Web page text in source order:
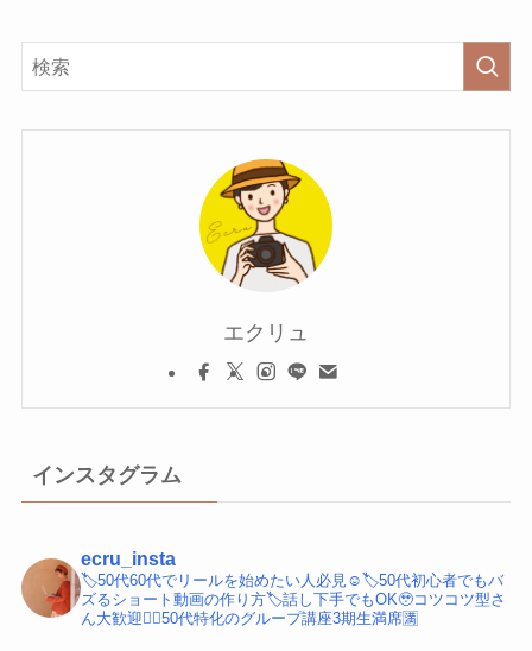
エクリュ
インスタグラム
ecru_insta
🏷️50代60代でリールを始めたい人必見☺️ 🏷️50代初心者でもバ
ズるショート動画の作り方🏷️話し下手でもOK🥹コツコツ型さ
ん大歓迎 💁‍♀️50代特化のグループ講座3期生満席🈵